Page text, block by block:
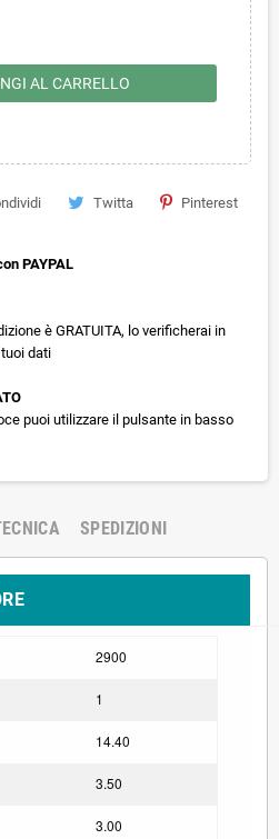
AL CARRELLO
Twitta Pinterest
PAYPAL
è GRATUITA, lo verificherai in
dati
puoi utilizzare il pulsante in basso
SPEDIZIONI
2900
1
14.40
3.50
3.00